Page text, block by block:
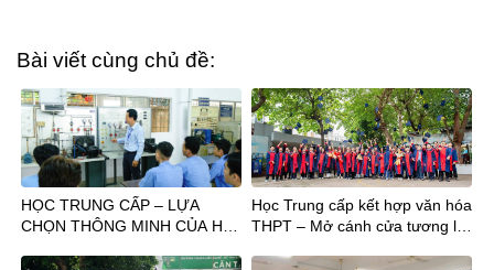
Bài viết cùng chủ đề:
HỌC TRUNG CẤP – LỰA
CHỌN THÔNG MINH CỦA HS
Học Trung cấp kết hợp văn hóa
THPT – Mở cánh cửa tương lai